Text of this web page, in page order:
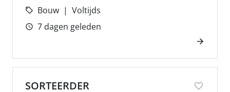
Bouw
Voltijds
7 dagen geleden
SORTEERDER